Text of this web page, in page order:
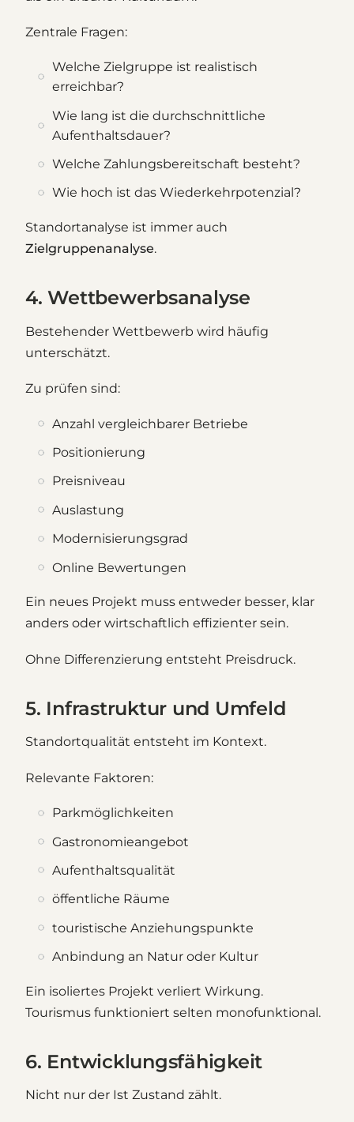
Zentrale Fragen:
Welche Zielgruppe ist realistisch
erreichbar?
Wie lang ist die durchschnittliche
Aufenthaltsdauer?
Welche Zahlungsbereitschaft besteht?
Wie hoch ist das Wiederkehrpotenzial?
Standortanalyse ist immer auch
Zielgruppenanalyse.
4. Wettbewerbsanalyse
Bestehender Wettbewerb wird häufig
unterschätzt.
Zu prüfen sind:
Anzahl vergleichbarer Betriebe
Positionierung
Preisniveau
Auslastung
Modernisierungsgrad
Online Bewertungen
Ein neues Projekt muss entweder besser, klar
anders oder wirtschaftlich effizienter sein.
Ohne Differenzierung entsteht Preisdruck.
5. Infrastruktur und Umfeld
Standortqualität entsteht im Kontext.
Relevante Faktoren:
Parkmöglichkeiten
Gastronomieangebot
Aufenthaltsqualität
öffentliche Räume
touristische Anziehungspunkte
Anbindung an Natur oder Kultur
Ein isoliertes Projekt verliert Wirkung.
Tourismus funktioniert selten monofunktional.
6. Entwicklungsfähigkeit
Nicht nur der Ist Zustand zählt.